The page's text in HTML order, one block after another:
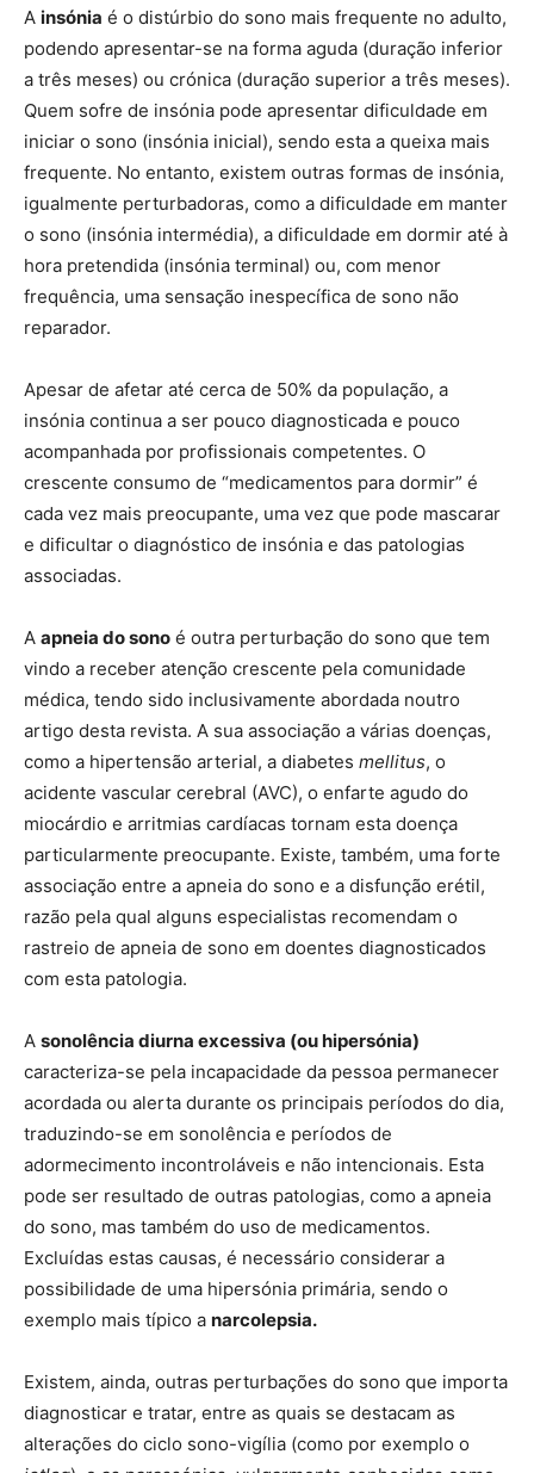
A insónia é o distúrbio do sono mais frequente no adulto,
podendo apresentar-se na forma aguda (duração inferior
a três meses) ou crónica (duração superior a três meses).
Quem sofre de insónia pode apresentar dificuldade em
iniciar o sono (insónia inicial), sendo esta a queixa mais
frequente. No entanto, existem outras formas de insónia,
igualmente perturbadoras, como a dificuldade em manter
o sono (insónia intermédia), a dificuldade em dormir até à
hora pretendida (insónia terminal) ou, com menor
frequência, uma sensação inespecífica de sono não
reparador.
Apesar de afetar até cerca de 50% da população, a
insónia continua a ser pouco diagnosticada e pouco
acompanhada por profissionais competentes. O
crescente consumo de “medicamentos para dormir” é
cada vez mais preocupante, uma vez que pode mascarar
e dificultar o diagnóstico de insónia e das patologias
associadas.
A apneia do sono é outra perturbação do sono que tem
vindo a receber atenção crescente pela comunidade
médica, tendo sido inclusivamente abordada noutro
artigo desta revista. A sua associação a várias doenças,
como a hipertensão arterial, a diabetes mellitus, o
acidente vascular cerebral (AVC), o enfarte agudo do
miocárdio e arritmias cardíacas tornam esta doença
particularmente preocupante. Existe, também, uma forte
associação entre a apneia do sono e a disfunção erétil,
razão pela qual alguns especialistas recomendam o
rastreio de apneia de sono em doentes diagnosticados
com esta patologia.
A sonolência diurna excessiva (ou hipersónia)
caracteriza-se pela incapacidade da pessoa permanecer
acordada ou alerta durante os principais períodos do dia,
traduzindo-se em sonolência e períodos de
adormecimento incontroláveis e não intencionais. Esta
pode ser resultado de outras patologias, como a apneia
do sono, mas também do uso de medicamentos.
Excluídas estas causas, é necessário considerar a
possibilidade de uma hipersónia primária, sendo o
exemplo mais típico a narcolepsia.
Existem, ainda, outras perturbações do sono que importa
diagnosticar e tratar, entre as quais se destacam as
alterações do ciclo sono-vigília (como por exemplo o